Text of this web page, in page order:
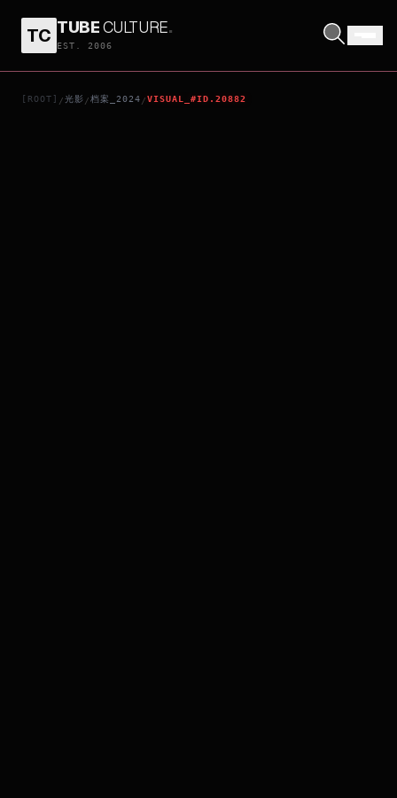
TC TUBECULTURE.
EST. 2006
[ROOT] /光影 /档案_2024 /VISUAL_#ID.20882
THE OUTRUN